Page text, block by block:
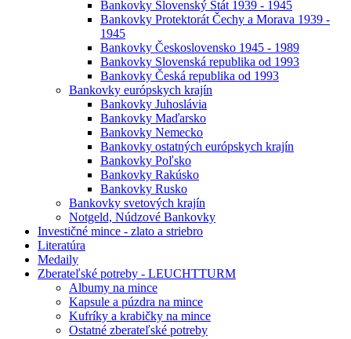
Bankovky Slovenský Štát 1939 - 1945
Bankovky Protektorát Čechy a Morava 1939 -
1945
Bankovky Československo 1945 - 1989
Bankovky Slovenská republika od 1993
Bankovky Česká republika od 1993
Bankovky európskych krajín
Bankovky Juhoslávia
Bankovky Maďarsko
Bankovky Nemecko
Bankovky ostatných európskych krajín
Bankovky Poľsko
Bankovky Rakúsko
Bankovky Rusko
Bankovky svetových krajín
Notgeld, Núdzové Bankovky
Investičné mince - zlato a striebro
Literatúra
Medaily
Zberateľské potreby - LEUCHTTURM
Albumy na mince
Kapsule a púzdra na mince
Kufríky a krabičky na mince
Ostatné zberateľské potreby